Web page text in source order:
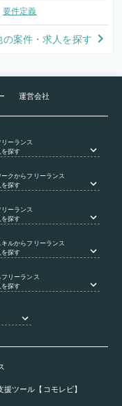
要件定義
の案件・求人を探す
運営会社
ーランス
探す
ークからフリーランス
探す
ーランス
探す
キルからフリーランス
探す
リーランス
探す
ツール【コモレビ】